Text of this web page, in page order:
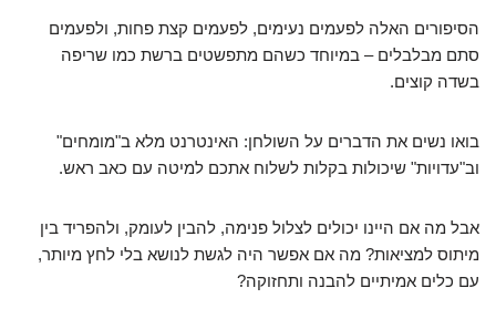
הסיפורים האלה לפעמים נעימים, לפעמים קצת פחות, ולפעמים
סתם מבלבלים – במיוחד כשהם מתפשטים ברשת כמו שריפה
בשדה קוצים.
בואו נשים את הדברים על השולחן: האינטרנט מלא ב"מומחים"
וב"עדויות" שיכולות בקלות לשלוח אתכם למיטה עם כאב ראש.
אבל מה אם היינו יכולים לצלול פנימה, להבין לעומק, ולהפריד בין
מיתוס למציאות? מה אם אפשר היה לגשת לנושא בלי לחץ מיותר,
עם כלים אמיתיים להבנה ותחזוקה?